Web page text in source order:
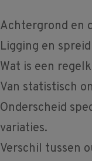
Achtergrond en
Ligging en
Wat is een
Van statistisch
Onderscheid
variaties.
Verschil tussen